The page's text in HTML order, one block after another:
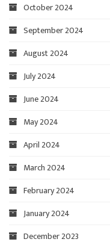
October 2024
September 2024
August 2024
July 2024
June 2024
May 2024
April 2024
March 2024
February 2024
January 2024
December 2023